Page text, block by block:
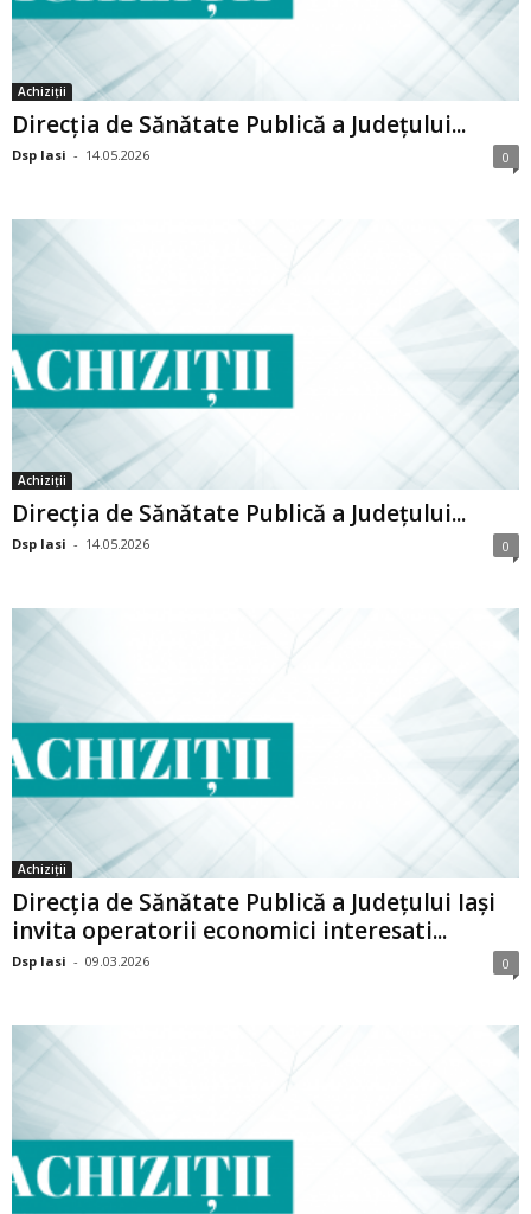
Achiziții
Direcția de Sănătate Publică a Județului...
Dsp Iasi - 14.05.2026 0
Achiziții
Direcția de Sănătate Publică a Județului...
Dsp Iasi - 14.05.2026 0
Achiziții
Direcția de Sănătate Publică a Județului Iași
invita operatorii economici interesati...
Dsp Iasi - 09.03.2026 0